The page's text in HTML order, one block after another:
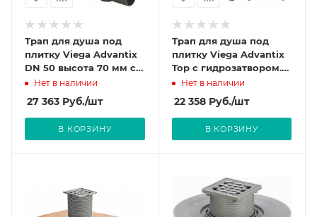
Трап для душа под
плитку Viega Advantix
DN 50 высота 70 мм с
сухим затвором.
арт.583231 (4936.4)
Нет в наличии
27 363 Руб./шт
В КОРЗИНУ
Трап для душа под
плитку Viega Advantix
Top с гидрозатвором.
арт.669195 (4914.10)
Нет в наличии
22 358Руб./шт
В КОРЗИНУ